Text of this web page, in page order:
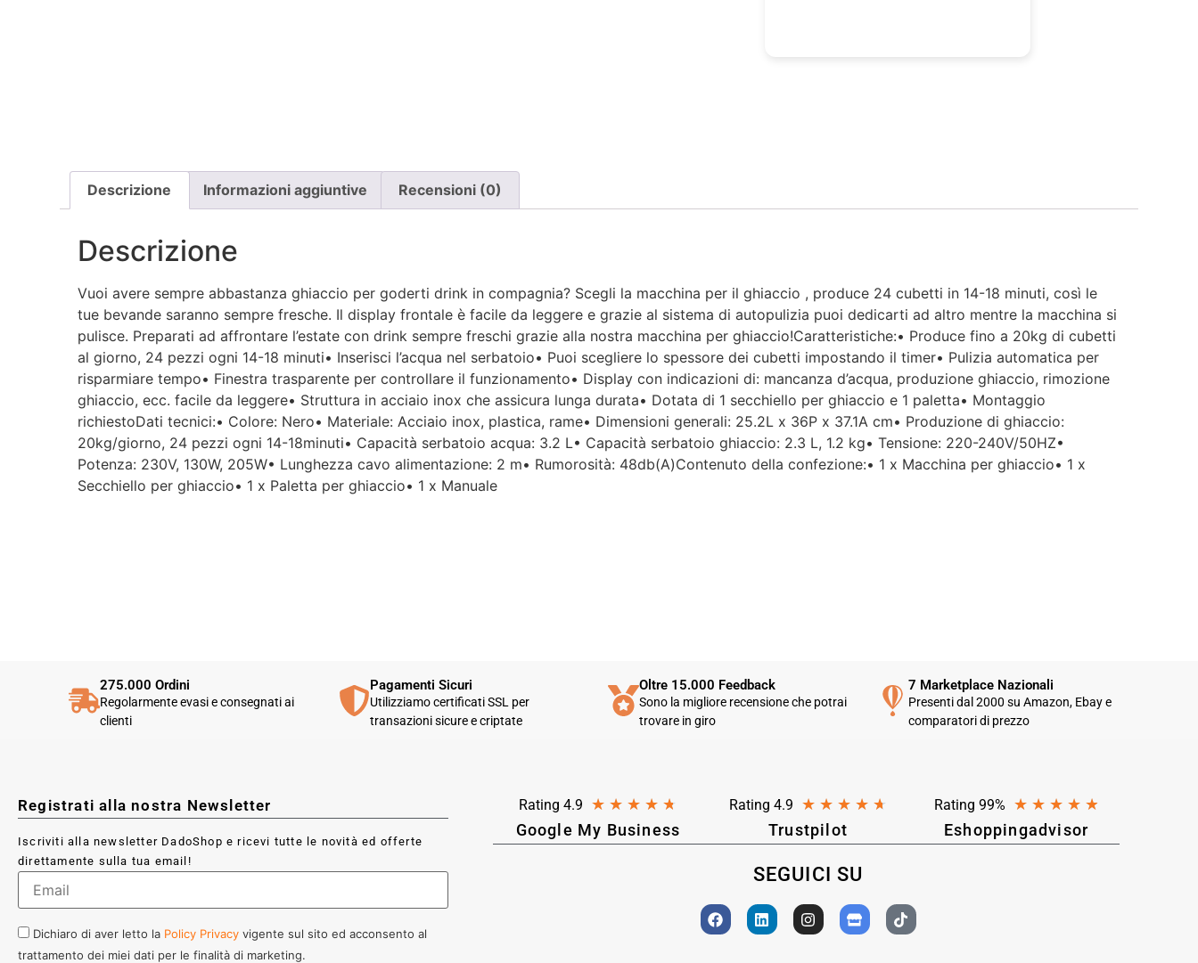
stato comunicato che erano in
corriere. Da allora nessun
Per un'azienda che vende
esclusivamente online, mi
aspettavo un servizio clienti molto
più efficiente. L'assistenza è
disponibile solo in fasce orarie
molto limitate e, nel mio caso, la
gestione del post-vendita è stata
lenta e poco rassicurante.
Un errore nella spedizione può
Descrizione Informazioni aggiuntive Recensioni (0)
Descrizione
Vuoi avere sempre abbastanza ghiaccio per goderti drink in compagnia? Scegli la macchina per il ghiaccio , produce 24 cubetti in 14-18 minuti, così le
tue bevande saranno sempre fresche. Il display frontale è facile da leggere e grazie al sistema di autopulizia puoi dedicarti ad altro mentre la macchina si
pulisce. Preparati ad affrontare l’estate con drink sempre freschi grazie alla nostra macchina per ghiaccio!Caratteristiche:• Produce fino a 20kg di cubetti
al giorno, 24 pezzi ogni 14-18 minuti• Inserisci l’acqua nel serbatoio• Puoi scegliere lo spessore dei cubetti impostando il timer• Pulizia automatica per
risparmiare tempo• Finestra trasparente per controllare il funzionamento• Display con indicazioni di: mancanza d’acqua, produzione ghiaccio, rimozione
ghiaccio, ecc. facile da leggere• Struttura in acciaio inox che assicura lunga durata• Dotata di 1 secchiello per ghiaccio e 1 paletta• Montaggio
richiestoDati tecnici:• Colore: Nero• Materiale: Acciaio inox, plastica, rame• Dimensioni generali: 25.2L x 36P x 37.1A cm• Produzione di ghiaccio:
20kg/giorno, 24 pezzi ogni 14-18minuti• Capacità serbatoio acqua: 3.2 L• Capacità serbatoio ghiaccio: 2.3 L, 1.2 kg• Tensione: 220-240V/50HZ•
Potenza: 230V, 130W, 205W• Lunghezza cavo alimentazione: 2 m• Rumorosità: 48db(A)Contenuto della confezione:• 1 x Macchina per ghiaccio• 1 x
Secchiello per ghiaccio• 1 x Paletta per ghiaccio• 1 x Manuale
275.000 Ordini
Regolarmente evasi e consegnati ai
clienti
Pagamenti Sicuri
Utilizziamo certificati SSL per
transazioni sicure e criptate
Oltre 15.000 Feedback
Sono la migliore recensione che potrai
trovare in giro
7 Marketplace Nazionali
Presenti dal 2000 su Amazon, Ebay e
comparatori di prezzo
Registrati alla nostra Newsletter
Iscriviti alla newsletter DadoShop e ricevi tutte le novità ed offerte
direttamente sulla tua email!
Dichiaro di aver letto la Policy Privacy vigente sul sito ed acconsento al
trattamento dei miei dati per le finalità di marketing.
Rating 4.9 ★ ★ ★ ★ ★
Google My Business
Rating 4.9 ★ ★ ★ ★ ★
Trustpilot
Rating 99% ★ ★ ★ ★ ★
Eshoppingadvisor
SEGUICI SU